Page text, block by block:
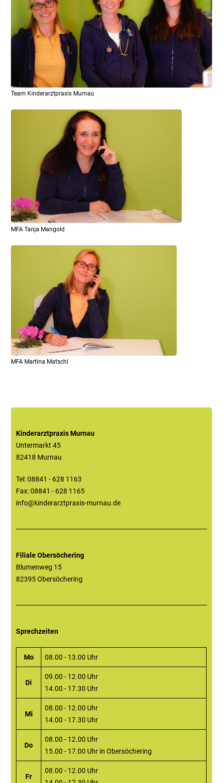
Team Kinderarztpraxis Murnau
MFA Tanja Mangold
MFA Martina Matschl
Kinderarztpraxis Murnau
Untermarkt 45
82418 Murnau
Tel: 08841 - 628 1163
Fax: 08841 - 628 1165
info@kinderarztpraxis-murnau.de
Filiale Obersöchering
Blumenweg 15
82395 Obersöchering
Sprechzeiten
Mo 08.00 - 13.00 Uhr
Di
09.00 - 12.00 Uhr
14.00 - 17.30 Uhr
Mi
08.00 - 12.00 Uhr
14.00 - 17.30 Uhr
Do
08.00 - 12.00 Uhr
15.00 - 17.00 Uhr in Obersöchering
Fr
08.00 - 12.00 Uhr